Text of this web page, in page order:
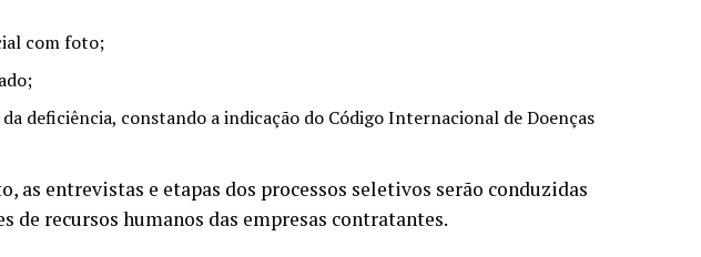
com foto;
deficiência, constando a indicação do Código Internacional de Doenças
as entrevistas e etapas dos processos seletivos serão conduzidas
de recursos humanos das empresas contratantes.